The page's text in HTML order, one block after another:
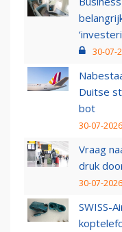
30-07-
Duitse
bot
30-07-
Vraag
druk
30-07-
SWISS-